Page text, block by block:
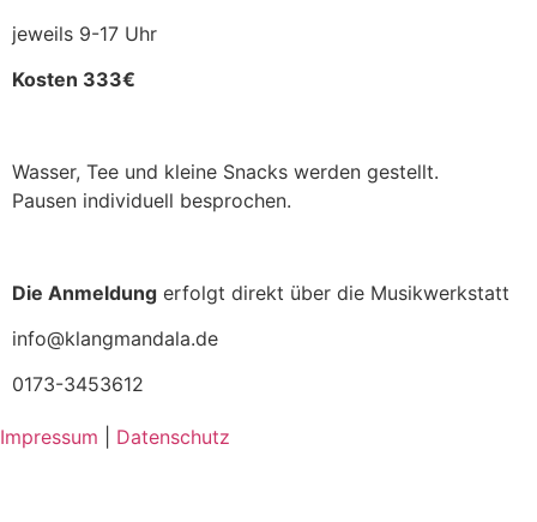
jeweils 9-17 Uhr
Kosten 333€
Wasser, Tee und kleine Snacks werden gestellt.
Pausen individuell besprochen.
Die Anmeldung erfolgt direkt über die Musikwerkstatt
info@klangmandala.de
0173-3453612
Impressum Datenschutz